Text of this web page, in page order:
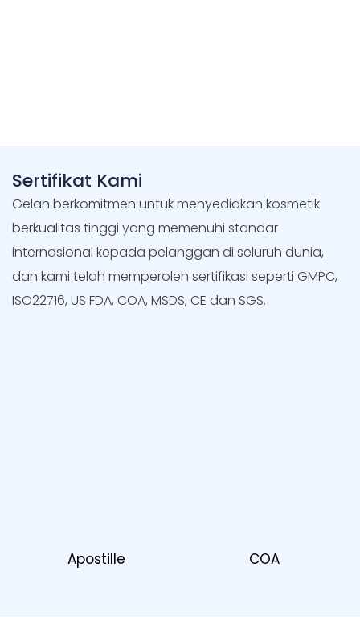
Sertifikat Kami
Gelan berkomitmen untuk menyediakan kosmetik
berkualitas tinggi yang memenuhi standar
internasional kepada pelanggan di seluruh dunia,
dan kami telah memperoleh sertifikasi seperti GMPC,
ISO22716, US FDA, COA, MSDS, CE dan SGS.
Apostille COA